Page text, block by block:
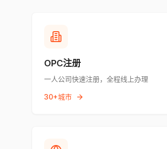
OPC注册
一人公司快速注册，全程线上办理
30+城市